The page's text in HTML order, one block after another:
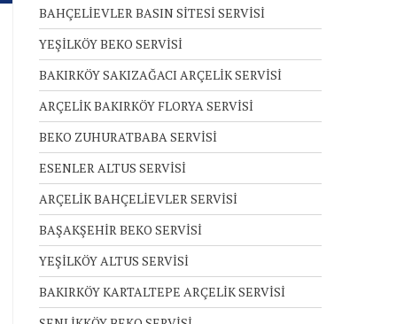
BAHÇELİEVLER BASIN SİTESİ SERVİSİ
YEŞİLKÖY BEKO SERVİSİ
BAKIRKÖY SAKIZAĞACI ARÇELİK SERVİSİ
ARÇELİK BAKIRKÖY FLORYA SERVİSİ
BEKO ZUHURATBABA SERVİSİ
ESENLER ALTUS SERVİSİ
ARÇELİK BAHÇELİEVLER SERVİSİ
BAŞAKŞEHİR BEKO SERVİSİ
YEŞİLKÖY ALTUS SERVİSİ
BAKIRKÖY KARTALTEPE ARÇELİK SERVİSİ